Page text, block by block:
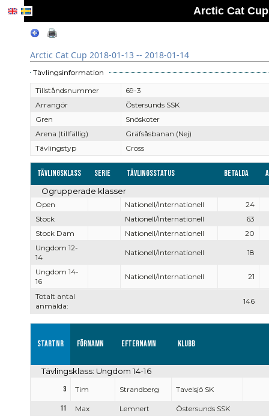
Arctic Cat Cup
Arctic Cat Cup 2018-01-13 -- 2018-01-14
Tävlingsinformation
Tillståndsnummer
69-3
Arrangör
Östersunds SSK
Gren
Snöskoter
Arena (tillfällig)
Gräfsåsbanan (Nej)
Tävlingstyp
Cross
Tävlingsklass Serie Tävlingsstatus Betalda
Totalt antal
anmälda:
146
Ogrupperade klasser
Open Nationell/Internationell
24
Stock
Nationell/Internationell
63
Stock Dam
Nationell/Internationell
20
Ungdom 12-
14
Nationell/Internationell 18
Ungdom 14-
16
Nationell/Internationell 21
Startnr Förnamn Efternamn Klubb
Tävlingsklass: Ungdom 14-16
3 Tim Strandberg Tavelsjö SK
11 Max Lemnert
Östersunds SSK